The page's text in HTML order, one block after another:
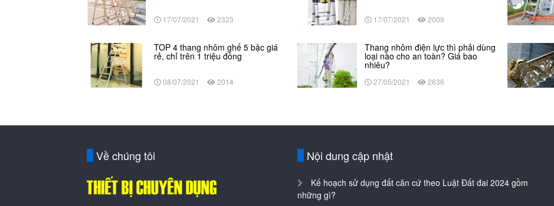
17/07/2021 2323 17/07/2021 2009
TOP 4 thang nhôm ghế 5 bậc giá
rẻ, chỉ trên 1 triệu đồng
08/07/2021 2014
Thang nhôm điện lực thì phải dùng
loại nào cho an toàn? Giá bao
nhiêu?
27/05/2021 2636
Nội dung cập nhật
Kế hoạch sử dụng đất căn cứ theo Luật Đất đai 2024 gồm
những gì?
Về chúng tôi